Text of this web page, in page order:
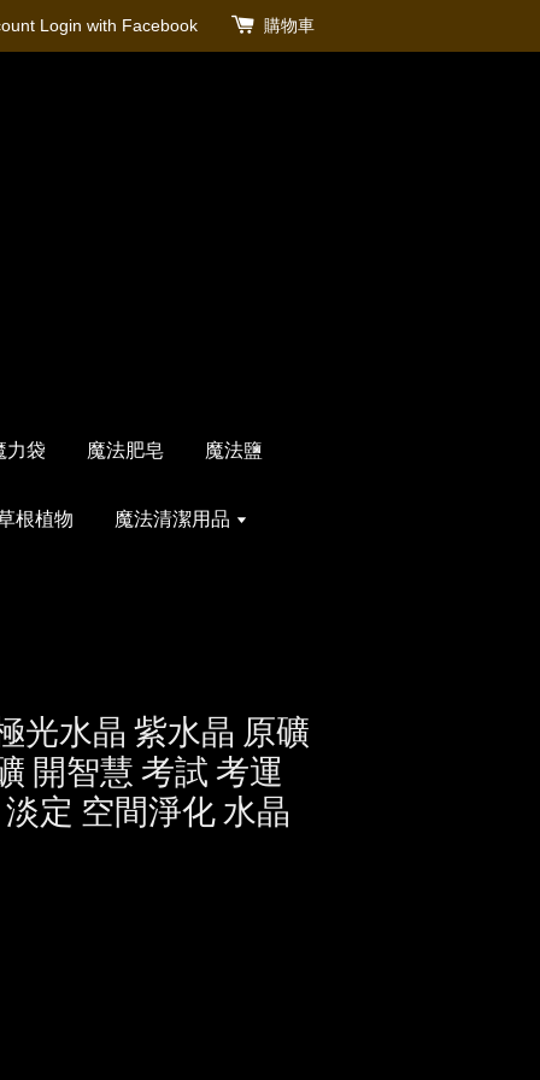
Login with Facebook 購物車
力袋 魔法肥皂 魔法鹽
根植物 魔法清潔用品
光水晶 紫水晶 原礦
開智慧 考試 考運
定 空間淨化 水晶